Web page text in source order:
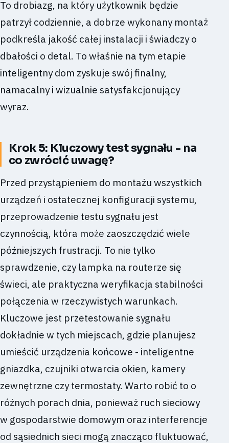
To drobiazg, na który użytkownik będzie
patrzył codziennie, a dobrze wykonany montaż
podkreśla jakość całej instalacji i świadczy o
dbałości o detal. To właśnie na tym etapie
inteligentny dom zyskuje swój finalny,
namacalny i wizualnie satysfakcjonujący
wyraz.
Krok 5: Kluczowy test sygnału - na
co zwrócić uwagę?
Przed przystąpieniem do montażu wszystkich
urządzeń i ostatecznej konfiguracji systemu,
przeprowadzenie testu sygnału jest
czynnością, która może zaoszczędzić wiele
późniejszych frustracji. To nie tylko
sprawdzenie, czy lampka na routerze się
świeci, ale praktyczna weryfikacja stabilności
połączenia w rzeczywistych warunkach.
Kluczowe jest przetestowanie sygnału
dokładnie w tych miejscach, gdzie planujesz
umieścić urządzenia końcowe - inteligentne
gniazdka, czujniki otwarcia okien, kamery
zewnętrzne czy termostaty. Warto robić to o
różnych porach dnia, ponieważ ruch sieciowy
w gospodarstwie domowym oraz interferencje
od sąsiednich sieci mogą znacząco fluktuować,